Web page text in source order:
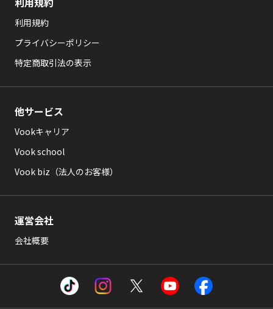
利用規約
プライバシーポリシー
特定商取引法の表示
他サービス
Vookキャリア
Vook school
Vook biz（法人のお客様）
運営会社
会社概要